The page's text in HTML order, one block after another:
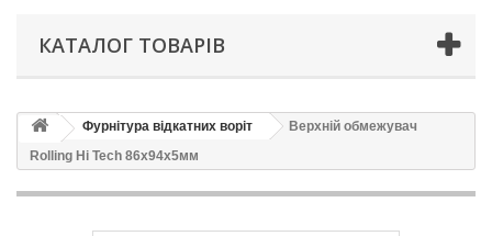
КАТАЛОГ ТОВАРІВ
Фурнітура відкатних воріт
Верхній обмежувач
Rolling Hi Tech 86х94х5мм